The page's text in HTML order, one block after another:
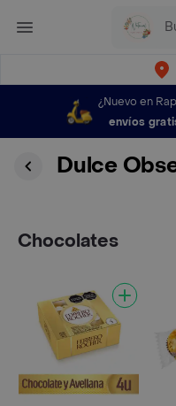
¿Nuevo en
envíos
Dulce
Chocolates